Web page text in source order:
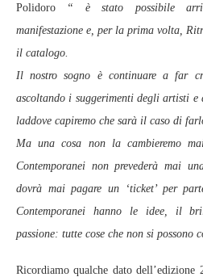
Polidoro
“ è stato possibile
manifestazione e, per la prima volta,
il catalogo.
Il nostro sogno è continuare a far
ascoltando i suggerimenti degli artisti e
laddove capiremo che sarà il caso di
Ma una cosa non la cambieremo
Contemporanei non prevederà mai
dovrà mai pagare un ‘ticket’ per
Contemporanei hanno le idee, il
passione: tutte cose che non si possono
Ricordiamo qualche dato